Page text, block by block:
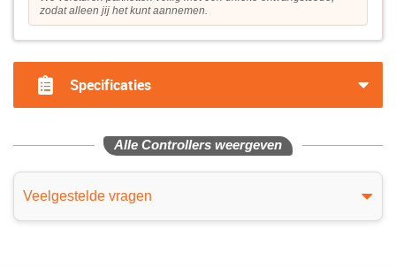
zodat alleen jij het kunt aannemen.
Specificaties
Alle Controllers weergeven
Veelgestelde vragen